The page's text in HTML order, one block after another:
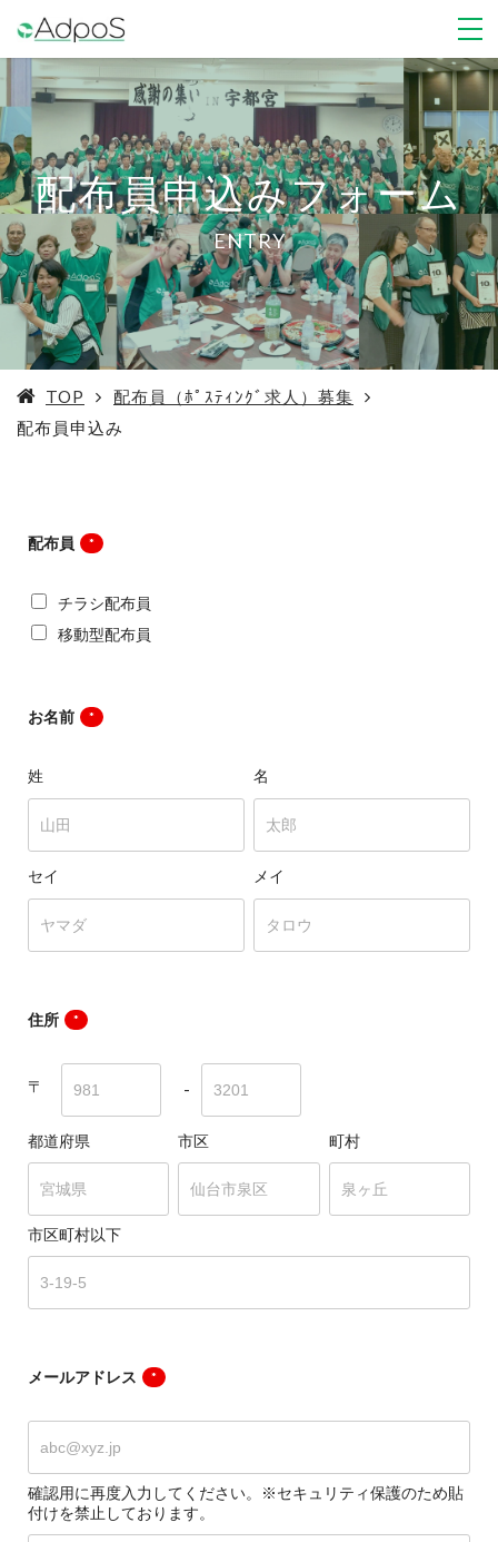
配布員申込みフォーム
ENTRY
TOP
配布員（ﾎﾟｽﾃｨﾝｸﾞ求人）募集
配布員申込み
*
配布員
チラシ配布員
移動型配布員
*
お名前
姓 名
セイ メイ
*
住所
〒 -
都道府県 市区 町村
市区町村以下
*
メールアドレス
確認用に再度入力してください。※セキュリティ保護のため貼
付けを禁止しております。